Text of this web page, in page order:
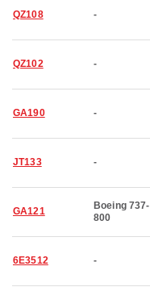
QZ108 -
QZ102 -
GA190 -
JT133 -
GA121
Boeing 737-
800
6E3512 -